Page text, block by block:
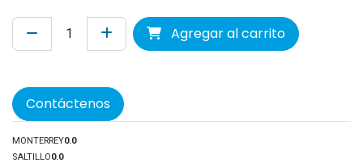
Agregar al carrito
Contáctenos
MONTERREY0.0
SALTILLO0.0